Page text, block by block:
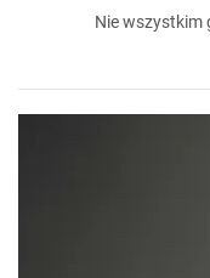
Nie wszystkim